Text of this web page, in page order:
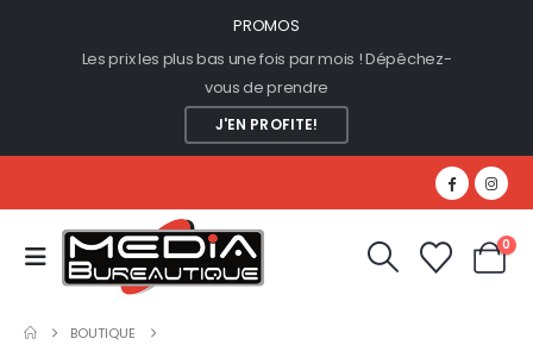
PROMOS
Les prix les plus bas une fois par mois ! Dépêchez-
vous de prendre
J'EN PROFITE!
0
BOUTIQUE